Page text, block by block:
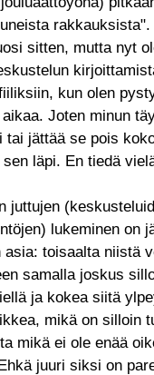
sitten, mutta nyt
kun olen
Joten minun
tai jättää se pois
läpi. En tiedä
juttujen
lukeminen on
asia: toisaalta niistä
samalla joskus
ja kokea siitä
mikä on silloin
mikä ei ole enää
juuri siksi on